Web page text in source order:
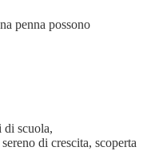
penna possono
di scuola,
di crescita, scoperta